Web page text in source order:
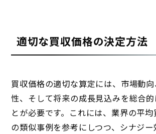
適切な買収価格の決定方法
買収価格の適切な算定には、市場動
性、そして将来の成長見込みを総合
とが必要です。これには、業界の平
の類似事例を参考にしつつ、シナジ